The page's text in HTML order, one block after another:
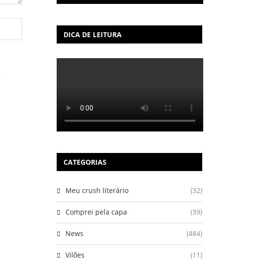
DICA DE LEITURA
CATEGORIAS
Meu crush literário (32)
Comprei pela capa (39)
News (484)
Vilões (11)